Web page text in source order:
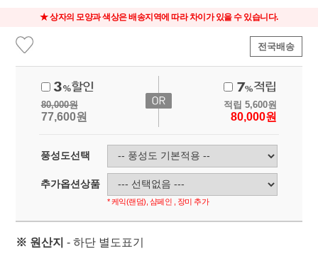
★ 상자의 모양과 색상은 배송지역에 따라 차이가 있을 수 있습니다.
전국배송
80,000원
77,600원
적립 5,600원
80,000원
풍성도선택
추가옵션상품
* 케익(랜덤), 샴페인 , 장미 추가
※ 원산지 - 하단 별도표기